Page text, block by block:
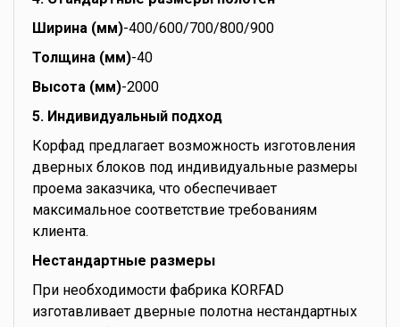
Ширина (мм)-400/600/700/800/900
Толщина (мм)-40
Высота (мм)-2000
5. Индивидуальный подход
Корфад предлагает возможность изготовления
дверных блоков под индивидуальные размеры
проема заказчика, что обеспечивает
максимальное соответствие требованиям
клиента.
Нестандартные размеры
При необходимости фабрика KORFAD
изготавливает дверные полотна нестандартных